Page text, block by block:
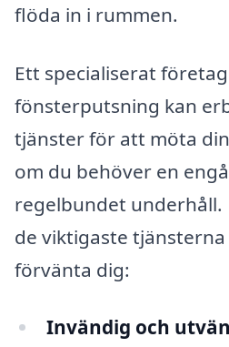
flöda in i rummen.
Ett specialiserat
fönsterputsning kan
tjänster för att möta
om du behöver en
regelbundet underhåll.
de viktigaste
förvänta dig:
Invändig och